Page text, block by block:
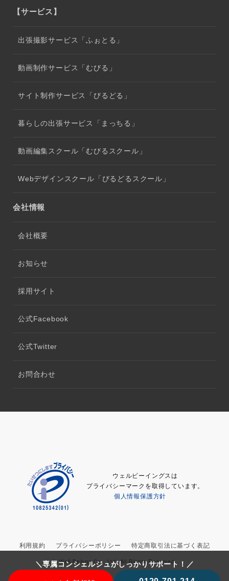
＼専属コンシェルジュがしっかりサポート！／
【サービス】
出張撮影サービス「ふぉとる」
動画制作サービス「むびる」
サイト制作サービス「びるどる」
暮らしの出張サービス「まっちる」
動画編集スクール「むびるスクール」
Webデザインスクール「びるどるスクール」
会社情報
会社概要
お知らせ
採用サイト
公式Facebook
公式Twitter
お問合わせ
ウェルビーイングスは
プライバシーマークを取得しています。
個人情報保護方針
利用規約 プライバシーポリシー 特定商取引法に基づく表記
© Well-Beings Co., Ltd. All Rights Reserved.